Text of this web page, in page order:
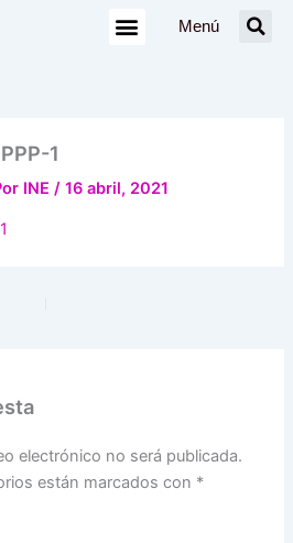
Menú
1
INE/16 abril, 2021
electrónico no será publicada.
están marcados con *